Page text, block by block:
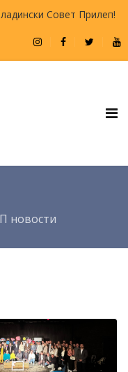
Совет Прилеп!
новости